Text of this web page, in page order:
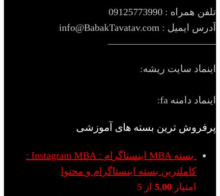
تلفن همراه : 09125773990
آدرس ایمیل : info@BabakTavatav.com
———————————
اینماد سایت ریشه:
اینماد دامنه fa:
پرفروش ترین بسته های آموزشی
بسته MBA اینستاگرام : Instagram MBA :
کاملترین بسته اینستاگرام و محتوا
امتیاز 5.00 از 5